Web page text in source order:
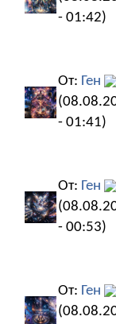
- 01:42)
От: Ген
- 01:41)
От: Ген
- 00:53)
От: Ген